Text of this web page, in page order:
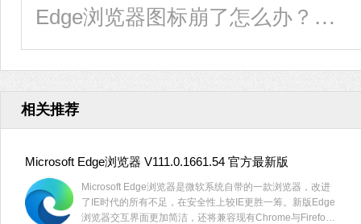
Edge浏览器图标崩了怎么办？Edge图标不见了如何恢复？
相关推荐
Microsoft Edge浏览器 V111.0.1661.54 官方最新版
Microsoft Edge浏览器是微软系统自带的一款浏览器，改进
了IE时代的所有不足，在安全性上较IE更胜一筹。新版Edge
浏览器交互界面更加简洁，还将兼容现有Chrome与Firefox